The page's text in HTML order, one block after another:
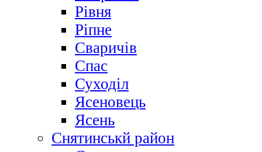
Рівня
Ріпне
Сваричів
Спас
Суходіл
Ясеновець
Ясень
Снятинськй район